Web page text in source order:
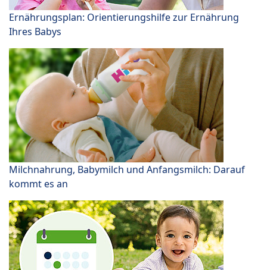
Ernährungsplan: Orientierungshilfe zur Ernährung
Ihres Babys
Milchnahrung, Babymilch und Anfangsmilch: Darauf
kommt es an